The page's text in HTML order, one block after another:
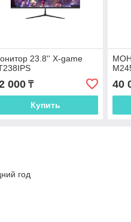
23.8'' X-game
000₸
Купить
40
год